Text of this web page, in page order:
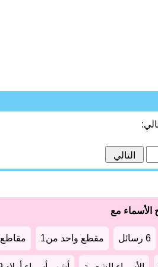
الأسماء مع
6 رسائل مقطع واحد من1 مقاطع2